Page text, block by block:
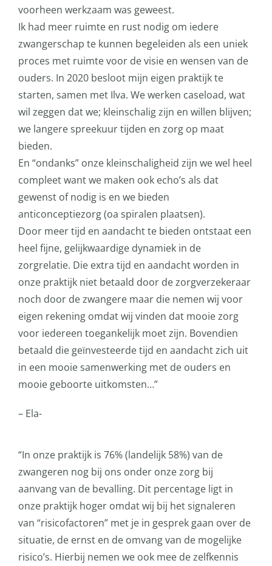
voorheen werkzaam was geweest.
Ik had meer ruimte en rust nodig om iedere
zwangerschap te kunnen begeleiden als een uniek
proces met ruimte voor de visie en wensen van de
ouders. In 2020 besloot mijn eigen praktijk te
starten, samen met Ilva. We werken caseload, wat
wil zeggen dat we; kleinschalig zijn en willen blijven;
we langere spreekuur tijden en zorg op maat
bieden.
En “ondanks” onze kleinschaligheid zijn we wel heel
compleet want we maken ook echo’s als dat
gewenst of nodig is en we bieden
anticonceptiezorg (oa spiralen plaatsen).
Door meer tijd en aandacht te bieden ontstaat een
heel fijne, gelijkwaardige dynamiek in de
zorgrelatie. Die extra tijd en aandacht worden in
onze praktijk niet betaald door de zorgverzekeraar
noch door de zwangere maar die nemen wij voor
eigen rekening omdat wij vinden dat mooie zorg
voor iedereen toegankelijk moet zijn. Bovendien
betaald die geïnvesteerde tijd en aandacht zich uit
in een mooie samenwerking met de ouders en
mooie geboorte uitkomsten…”
– Ela-
“In onze praktijk is 76% (landelijk 58%) van de
zwangeren nog bij ons onder onze zorg bij
aanvang van de bevalling. Dit percentage ligt in
onze praktijk hoger omdat wij bij het signaleren
van “risicofactoren” met je in gesprek gaan over de
situatie, de ernst en de omvang van de mogelijke
risico’s. Hierbij nemen we ook mee de zelfkennis